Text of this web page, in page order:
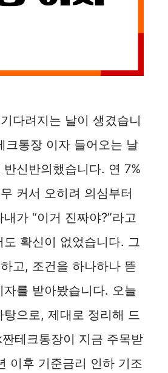
다려지는 날이 생겼습니
크통장 이자 들어오는 날
신반의했습니다. 연 7%
커서 오히려 의심부터
가 “이거 진짜야?”라고
확신이 없었습니다. 그
고, 조건을 하나하나 뜯
를 받아봤습니다. 오늘
으로, 제대로 정리해 드
테크통장이 지금 주목받
이후 기준금리 인하 기조